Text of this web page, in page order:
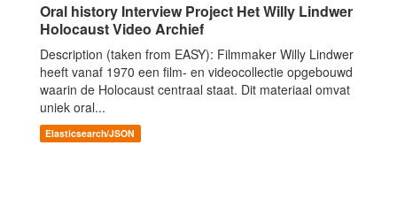
Oral history Interview Project Het Willy Lindwer
Holocaust Video Archief
Description (taken from EASY): Filmmaker Willy Lindwer
heeft vanaf 1970 een film- en videocollectie opgebouwd
waarin de Holocaust centraal staat. Dit materiaal omvat
uniek oral...
Elasticsearch/JSON